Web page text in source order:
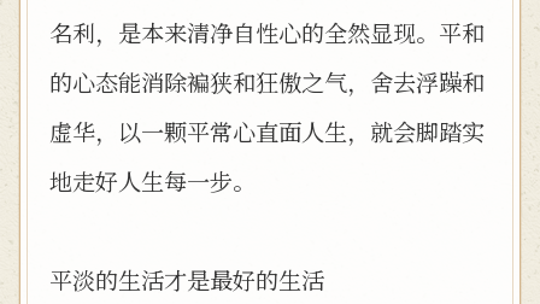
名利，是本来清净自性心的全然显现。平和
的心态能消除褊狭和狂傲之气，舍去浮躁和
虚华，以一颗平常心直面人生，就会脚踏实
地走好人生每一步。
平淡的生活才是最好的生活